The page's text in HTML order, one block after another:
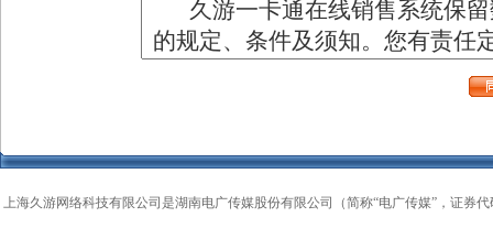
上海久游网络科技有限公司是湖南电广传媒股份有限公司（简称“电广传媒”，证券